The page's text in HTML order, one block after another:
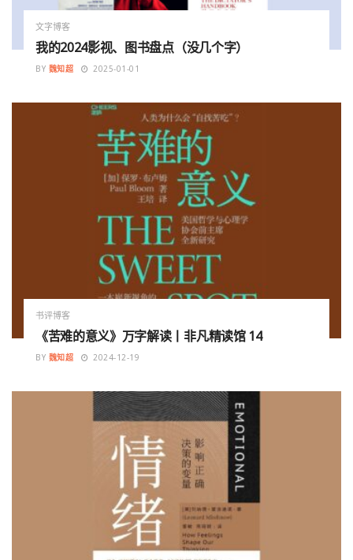
文字博客
我的2024影视、图书盘点（没几个字）
BY 魏知超 2025-01-01
书评博客
《苦难的意义》万字解读丨非凡精读馆 14
BY 魏知超 2024-12-19